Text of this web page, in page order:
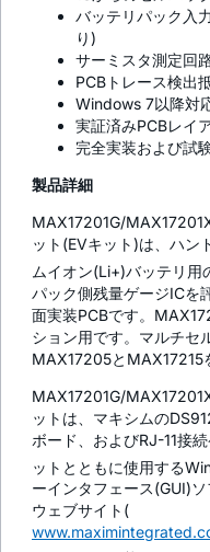
バッテリパック入
り)
サーミスタ測定回
PCBトレース検出
Windows 7以降対
実証済みPCBレイ
完全実装および試
製品詳細
MAX17201G/
ット(EVキット)は、ハン
ムイオン(Li+)バッテリ
パック側残量ゲージICを
面実装PCBです。
ション用です。マルチセ
MAX17205とMAX17215
MAX17201G/
ットは、マキシムの
ボード、およびRJ-11接
ットとともに使用する
ーインタフェース(GUI)
ウェブサイト(